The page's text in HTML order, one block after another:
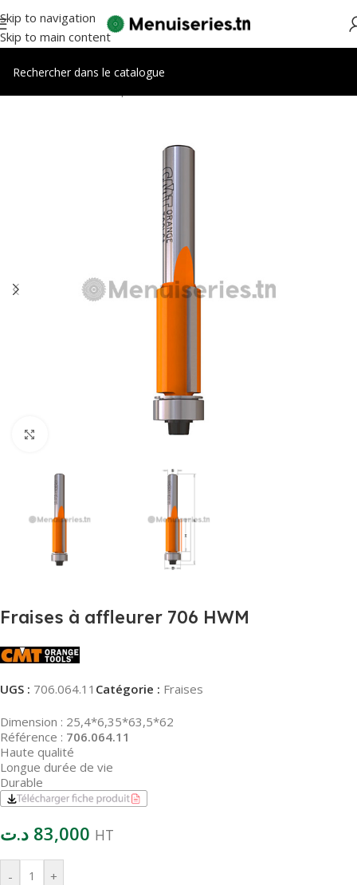
Skip to navigation
Skip to main content
Fraises à affleurer 706 HWM
UGS : 706.064.11 Catégorie : Fraises
Dimension : 25,4*6,35*63,5*62
Référence : 706.064.11
Haute qualité
Longue durée de vie
Durable
83,000 د.ت HT
- +